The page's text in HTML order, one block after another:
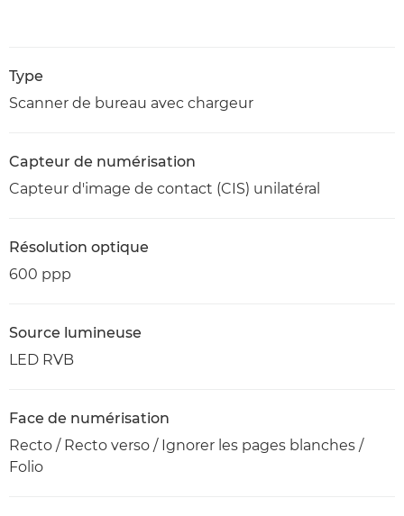
Type
Scanner de bureau avec chargeur
Capteur de numérisation
Capteur d'image de contact (CIS) unilatéral
Résolution optique
600 ppp
Source lumineuse
LED RVB
Face de numérisation
Recto / Recto verso / Ignorer les pages blanches /
Folio